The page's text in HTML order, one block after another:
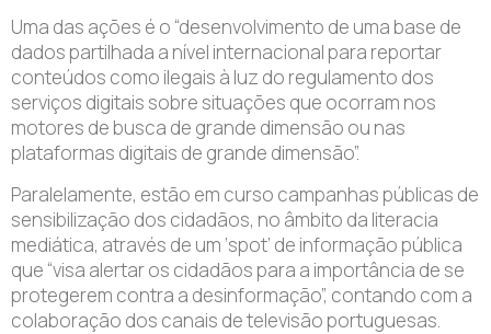
Uma das ações é o “desenvolvimento de uma base de
dados partilhada a nível internacional para reportar
conteúdos como ilegais à luz do regulamento dos
serviços digitais sobre situações que ocorram nos
motores de busca de grande dimensão ou nas
plataformas digitais de grande dimensão”.
Paralelamente, estão em curso campanhas públicas de
sensibilização dos cidadãos, no âmbito da literacia
mediática, através de um ‘spot’ de informação pública
que “visa alertar os cidadãos para a importância de se
protegerem contra a desinformação”, contando com a
colaboração dos canais de televisão portuguesas.